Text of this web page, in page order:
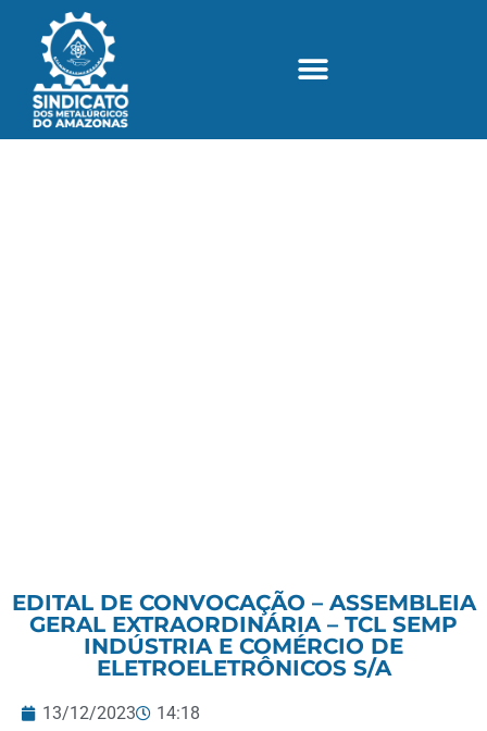
EDITAL DE CONVOCAÇÃO – ASSEMBLEIA
GERAL EXTRAORDINÁRIA – TCL SEMP
INDÚSTRIA E COMÉRCIO DE
ELETROELETRÔNICOS S/A
13/12/2023 14:18